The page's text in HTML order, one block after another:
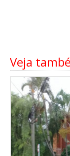
Veja